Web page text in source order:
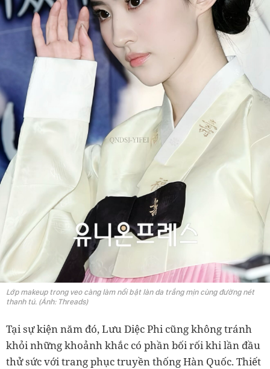
Lớp makeup trong veo càng làm nổi bật làn da trắng mịn cùng đường nét
thanh tú. (Ảnh: Threads)
Tại sự kiện năm đó, Lưu Diệc Phi cũng không tránh
khỏi những khoảnh khắc có phần bối rối khi lần đầu
thử sức với trang phục truyền thống Hàn Quốc. Thiết